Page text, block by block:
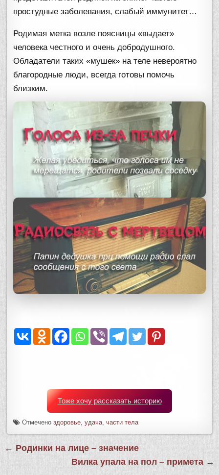
простудные заболевания, слабый иммунитет…
Родимая метка возле поясницы «выдает»
человека честного и очень добродушного.
Обладатели таких «мушек» на теле невероятно
благородные люди, всегда готовы помочь
близким.
Тоже хочу рассказать историю
Отмеченоздоровье ,удача ,части тела
Навигация
записям
← Родинки на лице – значение
Вилка упала на пол – примета →